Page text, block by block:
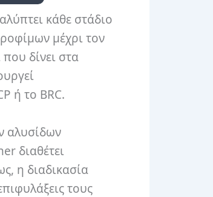
κάθε στάδιο
μέχρι τον
δίνει στα
ή το BRC.
αλυσίδων
διαθέτει
η διαδικασία
τους